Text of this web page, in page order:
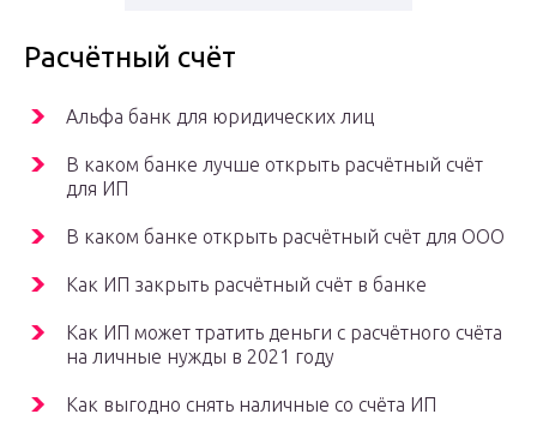
Расчётный счёт
Альфа банк для юридических лиц
В каком банке лучше открыть расчётный счёт
для ИП
В каком банке открыть расчётный счёт для ООО
Как ИП закрыть расчётный счёт в банке
Как ИП может тратить деньги с расчётного счёта
на личные нужды в 2021 году
Как выгодно снять наличные со счёта ИП